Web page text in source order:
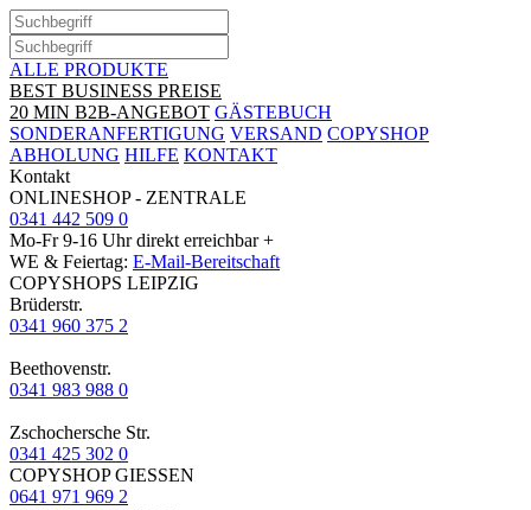
ALLE PRODUKTE
BEST BUSINESS PREISE
20 MIN B2B-ANGEBOT GÄSTEBUCH
SONDERANFERTIGUNG VERSAND COPYSHOP
ABHOLUNG HILFE KONTAKT
Kontakt
ONLINESHOP - ZENTRALE
0341 442 509 0
Mo-Fr 9-16 Uhr direkt erreichbar +
WE & Feiertag: E-Mail-Bereitschaft
COPYSHOPS LEIPZIG
Brüderstr.
0341 960 375 2
Beethovenstr.
0341 983 988 0
Zschochersche Str.
0341 425 302 0
COPYSHOP GIESSEN
0641 971 969 2